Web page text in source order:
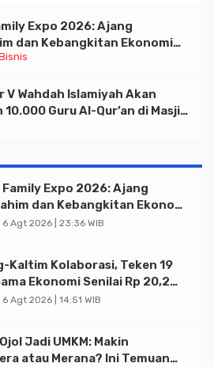
Expo 2026: Ajang
dan Kebangkitan Ekonomi
V Wahdah Islamiyah Akan
10.000 Guru Al-Qur’an di Masjid
Family Expo 2026: Ajang
dan Kebangkitan Ekonomi
Jakarta
6 Agt 2026 | 23:36 WIB
Kaltim Kolaborasi, Teken 19
Ekonomi Senilai Rp 20,2
6 Agt 2026 | 14:51 WIB
Jadi UMKM: Makin
atau Merana? Ini Temuan